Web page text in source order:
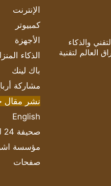
والذكاء
العالم لتقنية
الإنترنت
كمبيوتر
الأجهزة
الذكاء
باك لينك
مشاركة
نشر
English
صحيفة 24 لمعلوماتك
مؤسسة
صفحات